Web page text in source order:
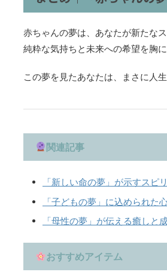
赤ちゃんの夢は、あなたが新たな
純粋な気持ちと未来への希望を胸
この夢を見たあなたは、まさに人
関連記事
「新しい命の夢」が示すスピ
「子どもの夢」に込められた
「母性の夢」が伝える癒しと
おすすめアイテム